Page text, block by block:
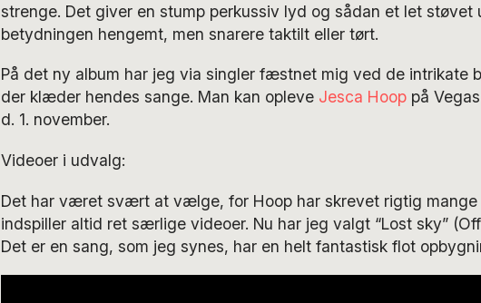
strenge. Det giver en stump perkussiv lyd og sådan et let støvet
betydningen hengemt, men snarere taktilt eller tørt.
På det ny album har jeg via singler fæstnet mig ved de intrikate
der klæder hendes sange. Man kan opleve Jesca Hoop på
d. 1. november.
Videoer i udvalg:
Det har været svært at vælge, for Hoop har skrevet rigtig mange
indspiller altid ret særlige videoer. Nu har jeg valgt “Lost sky”
Det er en sang, som jeg synes, har en helt fantastisk flot